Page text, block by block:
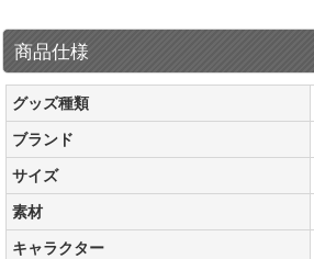
商品仕様
グッズ種類
ブランド
サイズ
素材
キャラクター